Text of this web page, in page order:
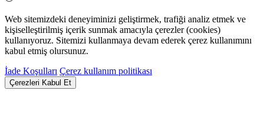
Web sitemizdeki deneyiminizi geliştirmek, trafiği analiz etmek ve
kişiselleştirilmiş içerik sunmak amacıyla çerezler (cookies)
kullanıyoruz. Sitemizi kullanmaya devam ederek çerez kullanımını
kabul etmiş olursunuz.
İade Koşulları Çerez kullanım politikası
Çerezleri Kabul Et